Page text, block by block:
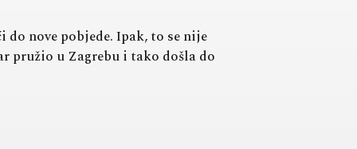
do nove pobjede. Ipak, to se nije
pružio u Zagrebu i tako došla do